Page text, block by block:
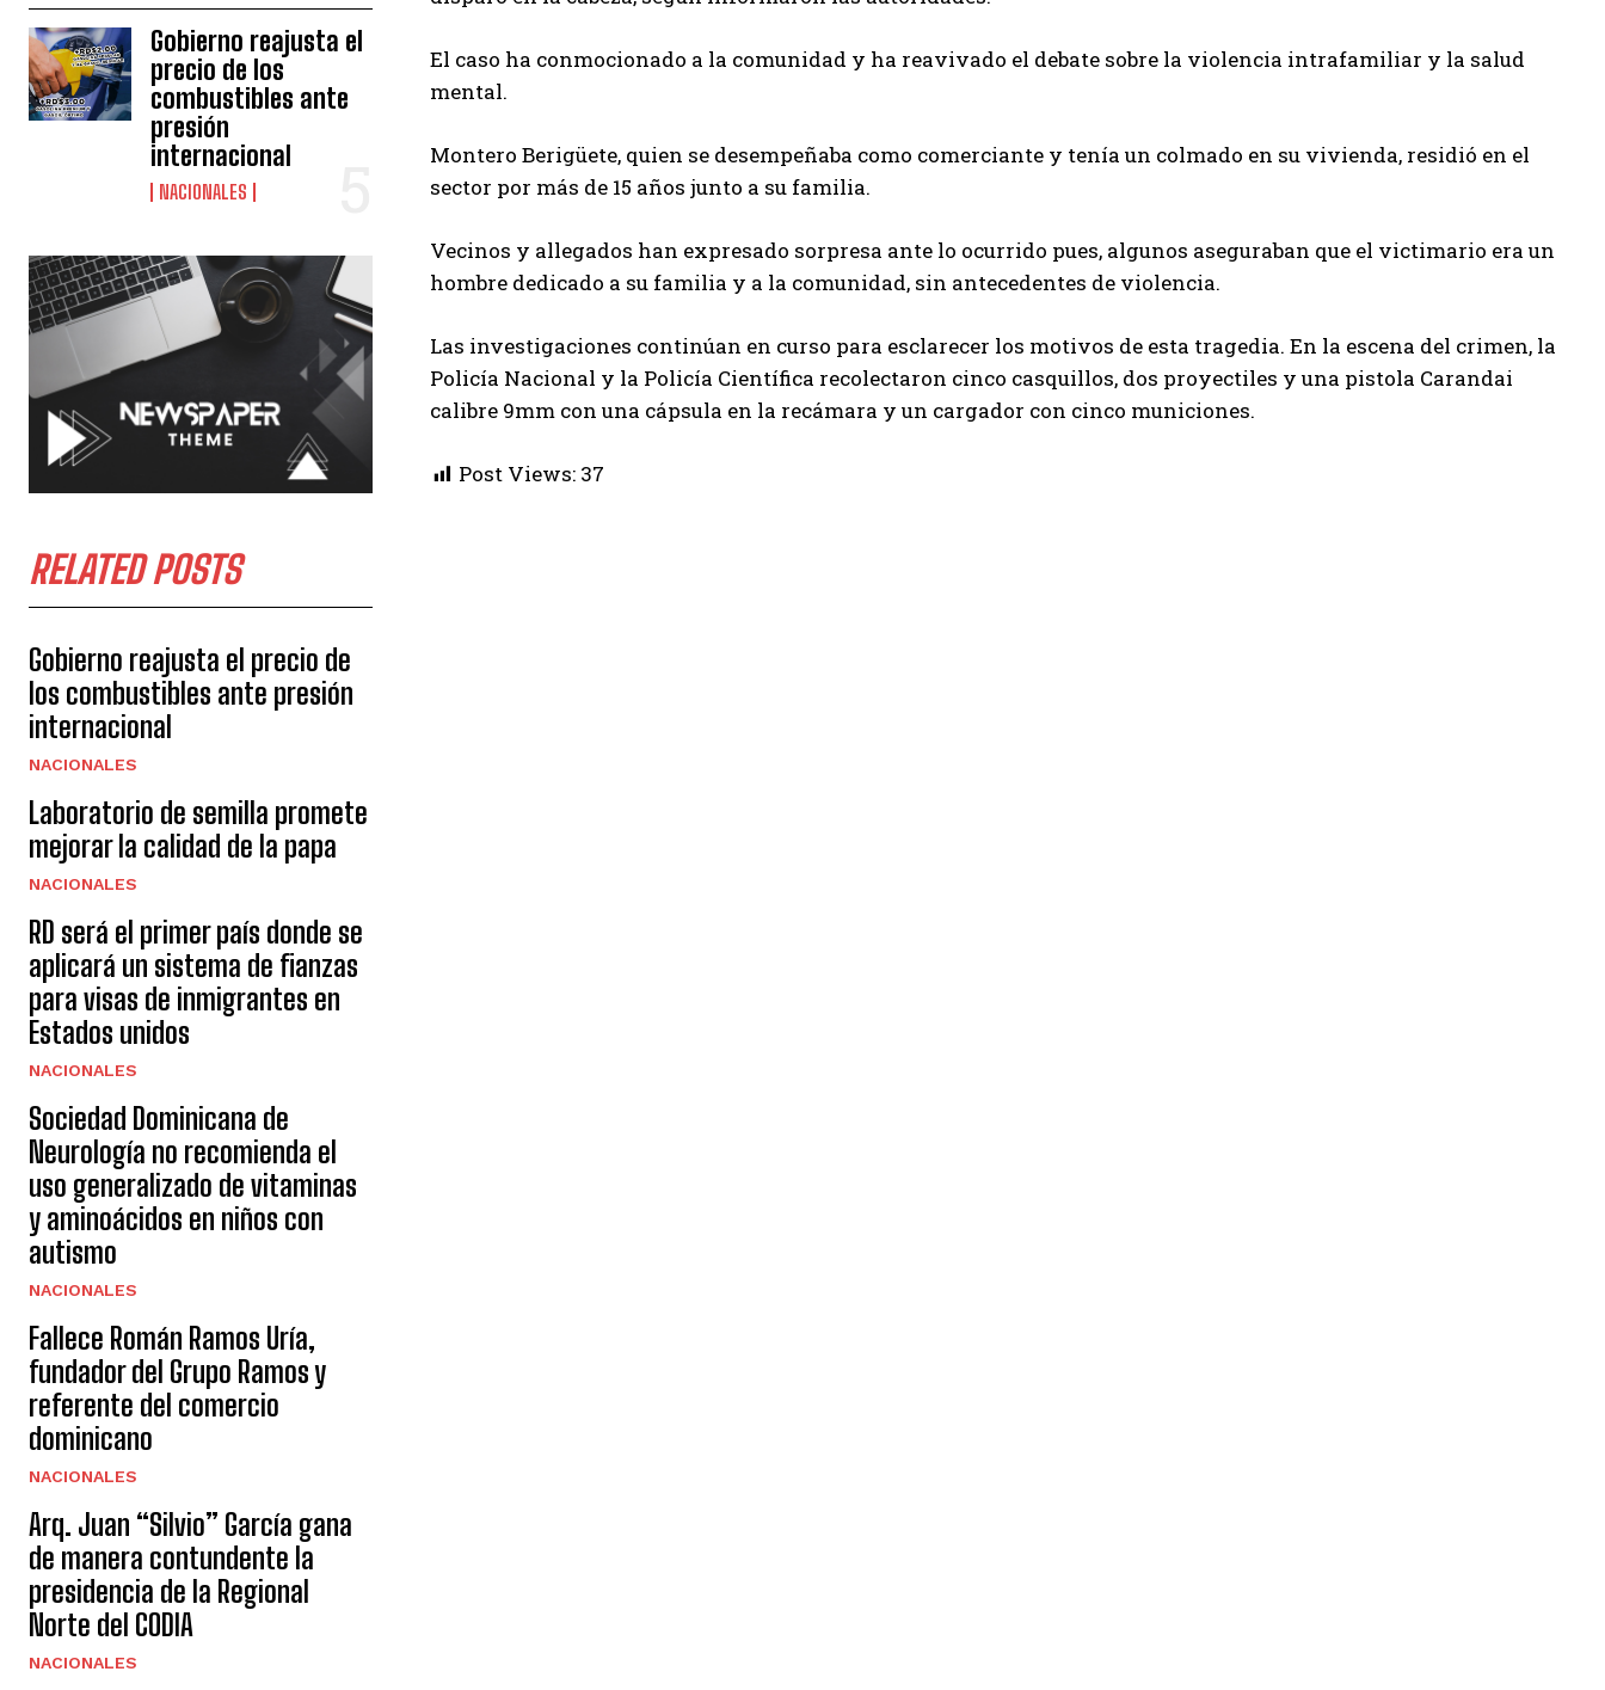
Gobierno reajusta el
precio de los
combustibles ante
presión
internacional
NACIONALES
RELATED POSTS
Gobierno reajusta el precio de
los combustibles ante presión
internacional
NACIONALES
Laboratorio de semilla promete
mejorar la calidad de la papa
NACIONALES
RD será el primer país donde se
aplicará un sistema de fianzas
para visas de inmigrantes en
Estados unidos
NACIONALES
Sociedad Dominicana de
Neurología no recomienda el
uso generalizado de vitaminas
y aminoácidos en niños con
autismo
NACIONALES
Fallece Román Ramos Uría,
fundador del Grupo Ramos y
referente del comercio
dominicano
NACIONALES
Arq. Juan “Silvio” García gana
de manera contundente la
presidencia de la Regional
Norte del CODIA
NACIONALES
El caso ha conmocionado a la comunidad y ha reavivado el debate sobre la violencia intrafamiliar y la salud
mental.
Montero Berigüete, quien se desempeñaba como comerciante y tenía un colmado en su vivienda, residió en el
sector por más de 15 años junto a su familia.
Vecinos y allegados han expresado sorpresa ante lo ocurrido pues, algunos aseguraban que el victimario era un
hombre dedicado a su familia y a la comunidad, sin antecedentes de violencia.
Las investigaciones continúan en curso para esclarecer los motivos de esta tragedia. En la escena del crimen, la
Policía Nacional y la Policía Científica recolectaron cinco casquillos, dos proyectiles y una pistola Carandai
calibre 9mm con una cápsula en la recámara y un cargador con cinco municiones.
Post Views: 37